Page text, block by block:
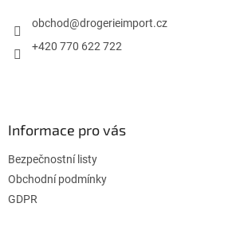
obchod@drogerieimport.cz
+420 770 622 722
Informace pro vás
Bezpečnostní listy
Obchodní podmínky
GDPR